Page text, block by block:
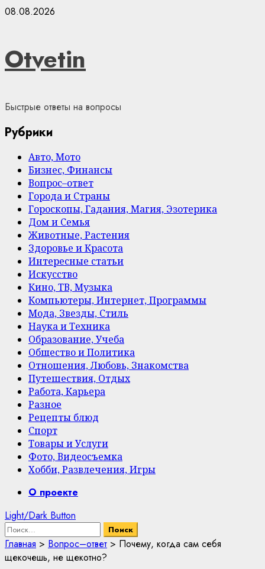
Skip
08.08.2026
Otvetin
Быстрые ответы на вопросы
Рубрики
Авто, Мото
Бизнес, Финансы
Вопрос–ответ
Города и Страны
Гороскопы, Гадания, Магия, Эзотерика
Дом и Семья
Животные, Растения
Здоровье и Красота
Интересные статьи
Искусство
Кино, ТВ, Музыка
Компьютеры, Интернет, Программы
Мода, Звезды, Стиль
Наука и Техника
Образование, Учеба
Общество и Политика
Отношения, Любовь, Знакомства
Путешествия, Отдых
Работа, Карьера
Разное
Рецепты блюд
Спорт
Товары и Услуги
Фото, Видеосъемка
Хобби, Развлечения, Игры
PrimaryО проекте
Light/Dark Button
Найти:
Главная > Вопрос–ответ > Почему, когда сам себя
щекочешь, не щекотно?